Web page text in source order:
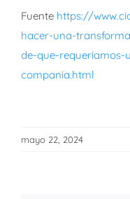
Fuente https://
hacer-una-
de-que-
compania.html
mayo 22, 2024